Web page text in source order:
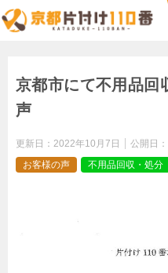
京都市にて不用品
声
更新日： 2022年10月7日 公開日：
お客様の声
不用品回収・処分